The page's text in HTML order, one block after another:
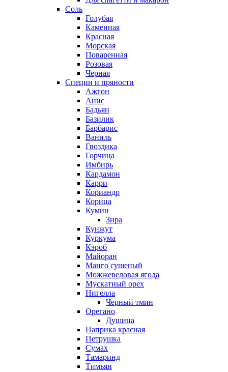
Соль
Голубая
Каменная
Красная
Морская
Поваренная
Розовая
Черная
Специи и пряности
Ажгон
Анис
Бадьян
Базилик
Барбарис
Ваниль
Гвоздика
Горчица
Имбирь
Кардамон
Карри
Кориандр
Корица
Кумин
Зира
Кунжут
Куркума
Кэроб
Майоран
Манго сушеный
Можжевеловая ягода
Мускатный орех
Нигелла
Черный тмин
Орегано
Душица
Паприка красная
Петрушка
Сумах
Тамаринд
Тимьян